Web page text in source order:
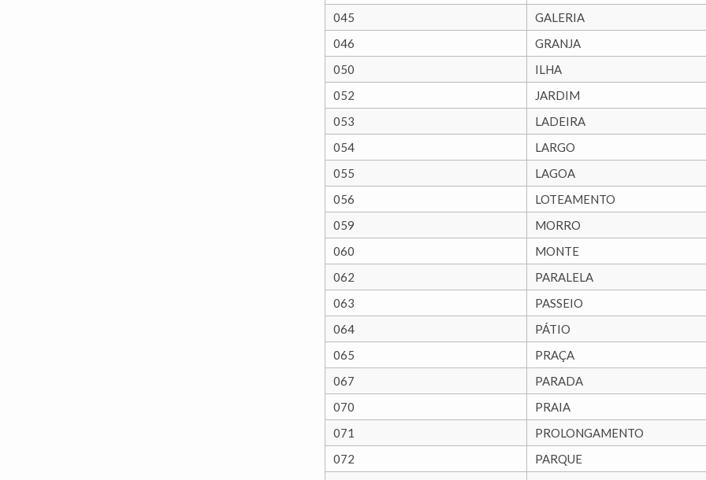
045
GALERIA
046
GRANJA
050
ILHA
052
JARDIM
053
LADEIRA
054
LARGO
055
LAGOA
056
LOTEAMENTO
059
MORRO
060
MONTE
062
PARALELA
063
PASSEIO
064
PÁTIO
065
PRAÇA
067
PARADA
070
PRAIA
071
PROLONGAMENTO
072
PARQUE